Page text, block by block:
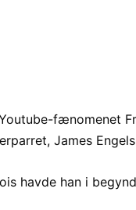
fænomenet
James
havde han i